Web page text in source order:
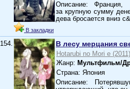
В закладки
Описание:
за крупную сумму
дева бросается вниз
154. В лесу мерцания
Hotarubi no Mori e
Жанр: Мультфильм/
Страна: Япония
Описание: